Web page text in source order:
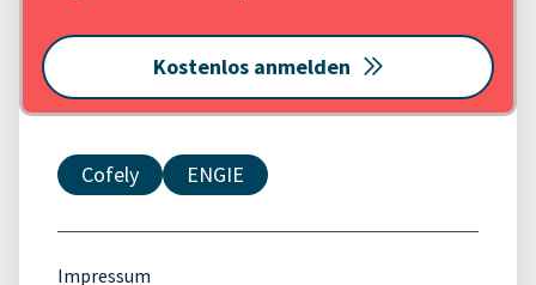
Kostenlos anmelden
Cofely ENGIE
Impressum